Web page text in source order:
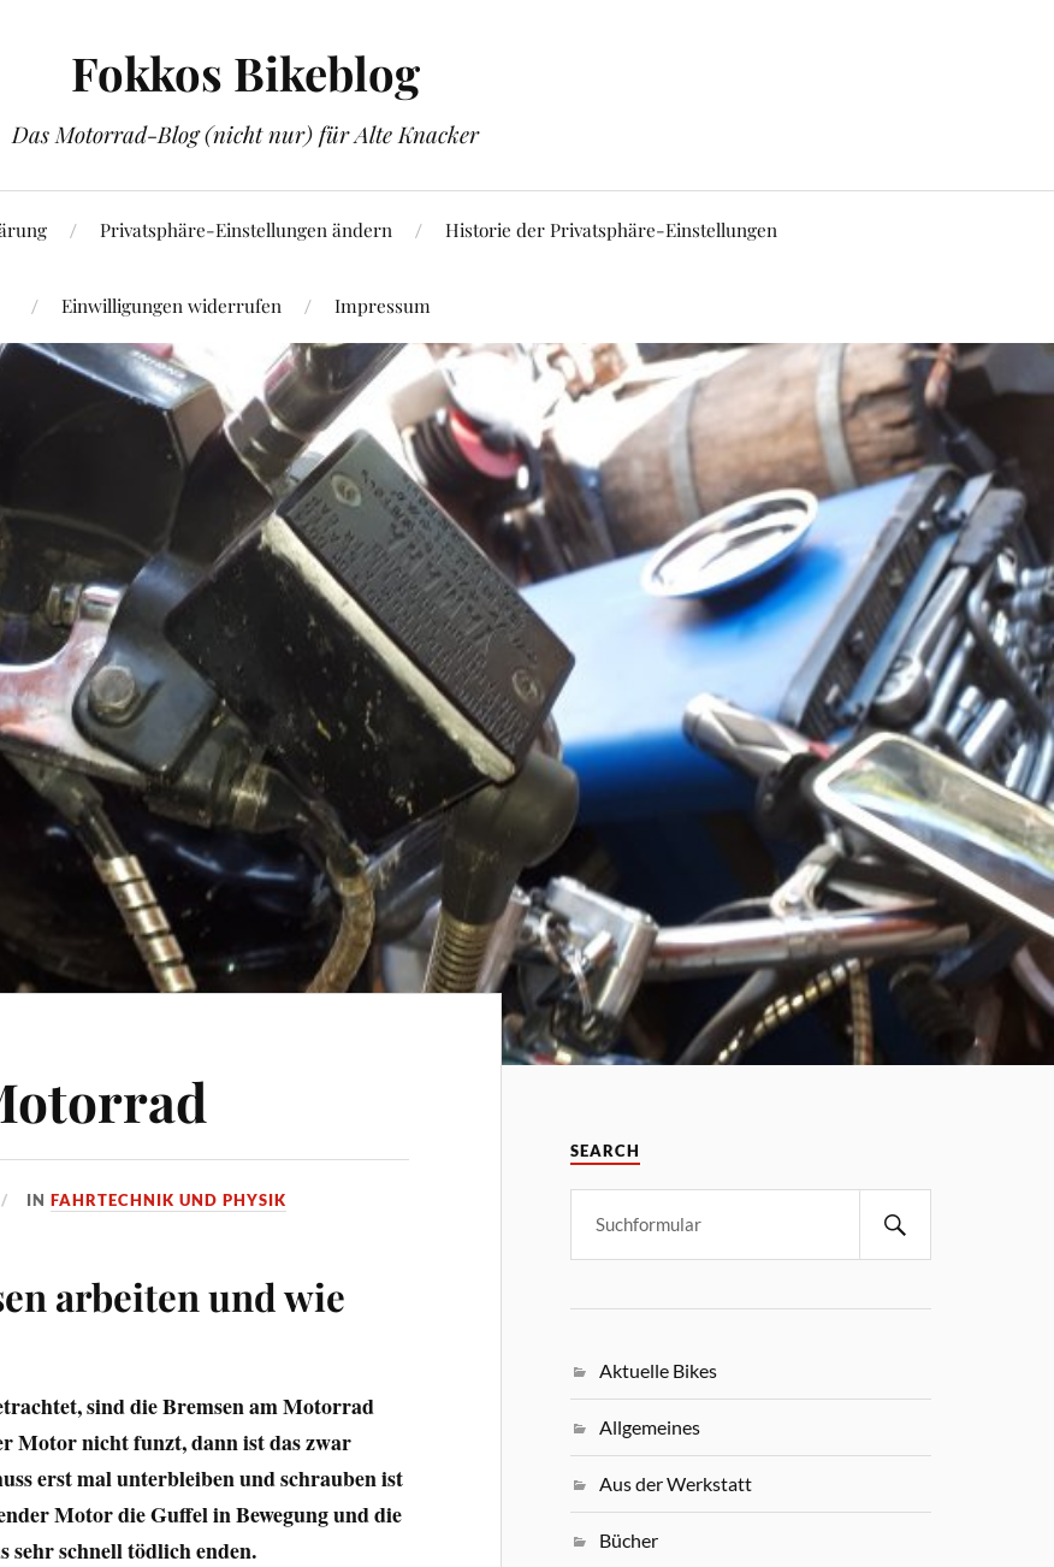
Fokkos Bikeblog
Das Motorrad-Blog (nicht nur) für Alte Knacker
Privatsphäre-Einstellungen ändern Historie der Privatsphäre-Einstellungen
Einwilligungen widerrufen Impressum
INFAHRTECHNIK UND PHYSIK
arbeiten und wie
sind die Bremsen am Motorrad
Motor nicht funzt, dann ist das zwar
erst mal unterbleiben und schrauben ist
Motor die Guffel in Bewegung und die
schnell tödlich enden.
SEARCH
Aktuelle Bikes
Allgemeines
Aus der Werkstatt
Bücher